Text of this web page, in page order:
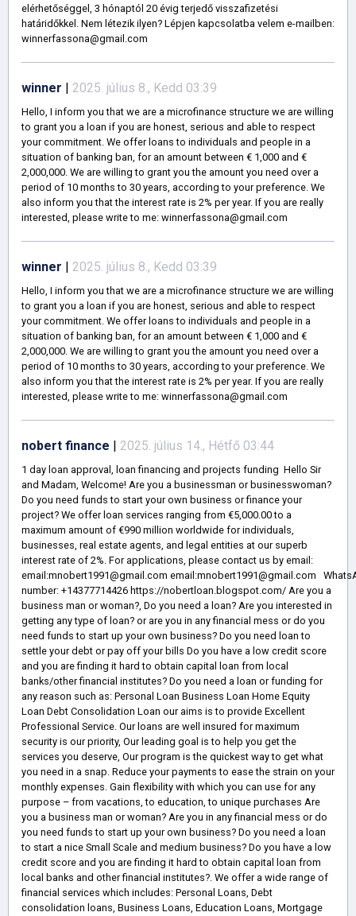
elérhetőséggel, 3 hónaptól 20 évig terjedő visszafizetési
határidőkkel. Nem létezik ilyen? Lépjen kapcsolatba velem e-mailben:
winnerfassona@gmail.com
winner | 2025. július 8., Kedd 03:39
Hello, I inform you that we are a microfinance structure we are willing
to grant you a loan if you are honest, serious and able to respect
your commitment. We offer loans to individuals and people in a
situation of banking ban, for an amount between € 1,000 and €
2,000,000. We are willing to grant you the amount you need over a
period of 10 months to 30 years, according to your preference. We
also inform you that the interest rate is 2% per year. If you are really
interested, please write to me: winnerfassona@gmail.com
winner | 2025. július 8., Kedd 03:39
Hello, I inform you that we are a microfinance structure we are willing
to grant you a loan if you are honest, serious and able to respect
your commitment. We offer loans to individuals and people in a
situation of banking ban, for an amount between € 1,000 and €
2,000,000. We are willing to grant you the amount you need over a
period of 10 months to 30 years, according to your preference. We
also inform you that the interest rate is 2% per year. If you are really
interested, please write to me: winnerfassona@gmail.com
nobert finance | 2025. július 14., Hétfő 03:44
1 day loan approval, loan financing and projects funding Hello Sir
and Madam, Welcome! Are you a businessman or businesswoman?
Do you need funds to start your own business or finance your
project? We offer loan services ranging from €5,000.00 to a
maximum amount of €990 million worldwide for individuals,
businesses, real estate agents, and legal entities at our superb
interest rate of 2%. For applications, please contact us by email:
email:mnobert1991@gmail.com email:mnobert1991@gmail.com
number: +14377714426 https://nobertloan.blogspot.com/ Are you a
business man or woman?, Do you need a loan? Are you interested in
getting any type of loan? or are you in any financial mess or do you
need funds to start up your own business? Do you need loan to
settle your debt or pay off your bills Do you have a low credit score
and you are finding it hard to obtain capital loan from local
banks/other financial institutes? Do you need a loan or funding for
any reason such as: Personal Loan Business Loan Home Equity
Loan Debt Consolidation Loan our aims is to provide Excellent
Professional Service. Our loans are well insured for maximum
security is our priority, Our leading goal is to help you get the
services you deserve, Our program is the quickest way to get what
you need in a snap. Reduce your payments to ease the strain on your
monthly expenses. Gain flexibility with which you can use for any
purpose – from vacations, to education, to unique purchases Are
you a business man or woman? Are you in any financial mess or do
you need funds to start up your own business? Do you need a loan
to start a nice Small Scale and medium business? Do you have a low
credit score and you are finding it hard to obtain capital loan from
local banks and other financial institutes?. We offer a wide range of
financial services which includes: Personal Loans, Debt
consolidation loans, Business Loans, Education Loans, Mortgage